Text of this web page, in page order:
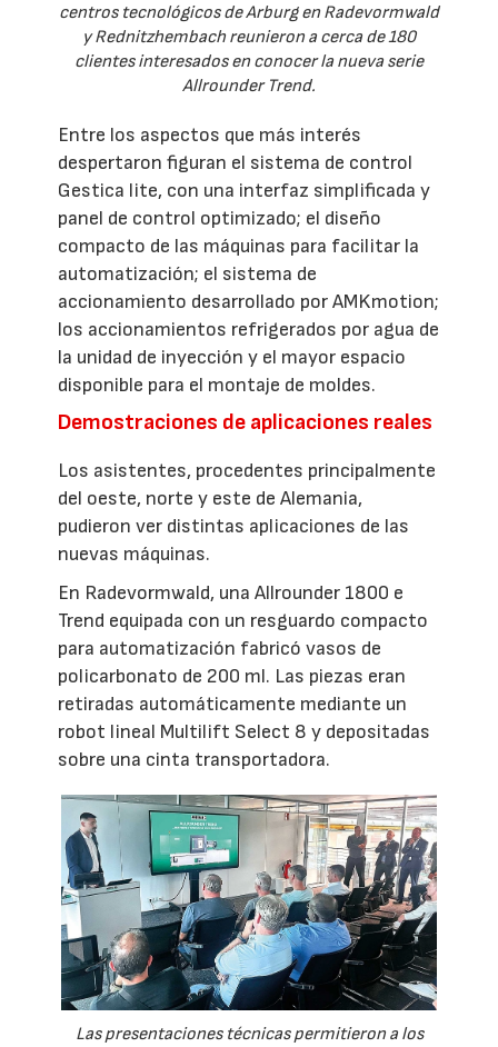
centros tecnológicos de Arburg en Radevormwald
y Rednitzhembach reunieron a cerca de 180
clientes interesados en conocer la nueva serie
Allrounder Trend.
Entre los aspectos que más interés
despertaron figuran el sistema de control
Gestica lite, con una interfaz simplificada y
panel de control optimizado; el diseño
compacto de las máquinas para facilitar la
automatización; el sistema de
accionamiento desarrollado por AMKmotion;
los accionamientos refrigerados por agua de
la unidad de inyección y el mayor espacio
disponible para el montaje de moldes.
Demostraciones de aplicaciones reales
Los asistentes, procedentes principalmente
del oeste, norte y este de Alemania,
pudieron ver distintas aplicaciones de las
nuevas máquinas.
En Radevormwald, una Allrounder 1800 e
Trend equipada con un resguardo compacto
para automatización fabricó vasos de
policarbonato de 200 ml. Las piezas eran
retiradas automáticamente mediante un
robot lineal Multilift Select 8 y depositadas
sobre una cinta transportadora.
Las presentaciones técnicas permitieron a los